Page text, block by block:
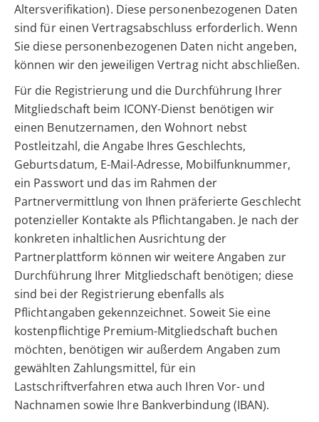
Altersverifikation). Diese personenbezogenen Daten
sind für einen Vertragsabschluss erforderlich. Wenn
Sie diese personenbezogenen Daten nicht angeben,
können wir den jeweiligen Vertrag nicht abschließen.
Für die Registrierung und die Durchführung Ihrer
Mitgliedschaft beim ICONY-Dienst benötigen wir
einen Benutzernamen, den Wohnort nebst
Postleitzahl, die Angabe Ihres Geschlechts,
Geburtsdatum, E-Mail-Adresse, Mobilfunknummer,
ein Passwort und das im Rahmen der
Partnervermittlung von Ihnen präferierte Geschlecht
potenzieller Kontakte als Pflichtangaben. Je nach der
konkreten inhaltlichen Ausrichtung der
Partnerplattform können wir weitere Angaben zur
Durchführung Ihrer Mitgliedschaft benötigen; diese
sind bei der Registrierung ebenfalls als
Pflichtangaben gekennzeichnet. Soweit Sie eine
kostenpflichtige Premium-Mitgliedschaft buchen
möchten, benötigen wir außerdem Angaben zum
gewählten Zahlungsmittel, für ein
Lastschriftverfahren etwa auch Ihren Vor- und
Nachnamen sowie Ihre Bankverbindung (IBAN).